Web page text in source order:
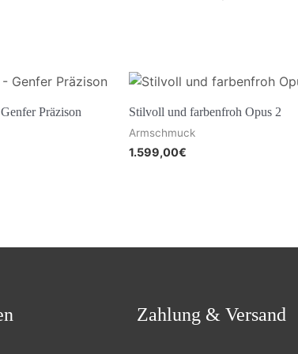
Präzison Stilvoll und farbenfroh Opus 2
Armschmuck
1.599,00€
Zahlung & Versand